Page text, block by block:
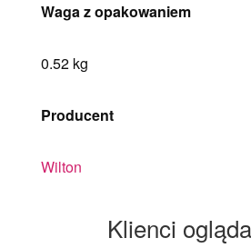
Waga z opakowaniem
0.52 kg
Producent
Wilton
Klienci